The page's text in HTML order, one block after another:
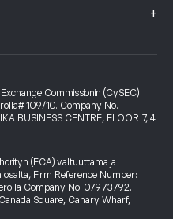
+
Commissionin (CySEC)
109/10. Company No.
BUSINESS CENTRE, FLOOR 7, 4
(FCA) valtuuttama ja
osalta, Firm Reference Number:
Company No. 07973792.
Square, Canary Wharf,